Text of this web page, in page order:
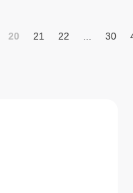
20 21 22 ... 30